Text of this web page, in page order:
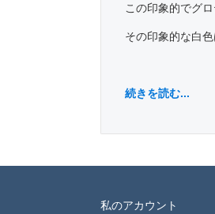
この印象的でグ
その印象的な白
続きを読む...
私のアカウント